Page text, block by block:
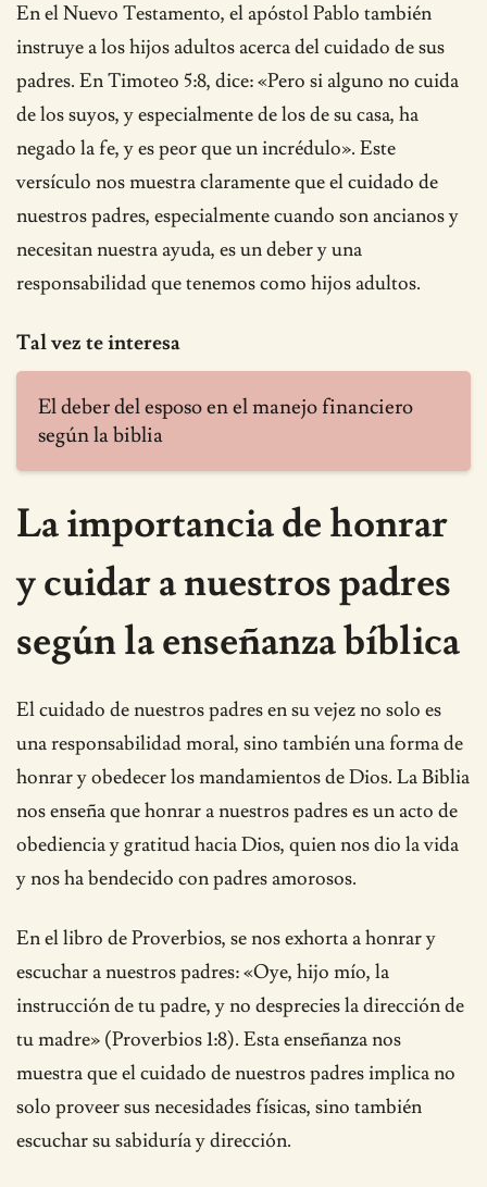
En el Nuevo Testamento, el apóstol Pablo también
instruye a los hijos adultos acerca del cuidado de sus
padres. En Timoteo 5:8, dice: «Pero si alguno no cuida
de los suyos, y especialmente de los de su casa, ha
negado la fe, y es peor que un incrédulo». Este
versículo nos muestra claramente que el cuidado de
nuestros padres, especialmente cuando son ancianos y
necesitan nuestra ayuda, es un deber y una
responsabilidad que tenemos como hijos adultos.
Tal vez te interesa
El deber del esposo en el manejo financiero
según la biblia
La importancia de honrar
y cuidar a nuestros padres
según la enseñanza bíblica
El cuidado de nuestros padres en su vejez no solo es
una responsabilidad moral, sino también una forma de
honrar y obedecer los mandamientos de Dios. La Biblia
nos enseña que honrar a nuestros padres es un acto de
obediencia y gratitud hacia Dios, quien nos dio la vida
y nos ha bendecido con padres amorosos.
En el libro de Proverbios, se nos exhorta a honrar y
escuchar a nuestros padres: «Oye, hijo mío, la
instrucción de tu padre, y no desprecies la dirección de
tu madre» (Proverbios 1:8). Esta enseñanza nos
muestra que el cuidado de nuestros padres implica no
solo proveer sus necesidades físicas, sino también
escuchar su sabiduría y dirección.